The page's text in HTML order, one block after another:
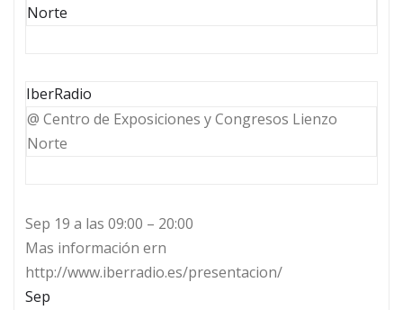
Norte
IberRadio
@ Centro de Exposiciones y Congresos Lienzo
Norte
Sep 19 a las 09:00 – 20:00
Mas información ern
http://www.iberradio.es/presentacion/
Sep